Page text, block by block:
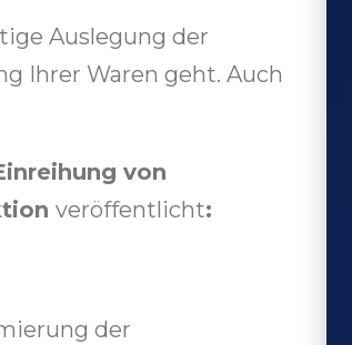
Auslegung der
Ihrer Waren geht. Auch
von
veröffentlicht:
der